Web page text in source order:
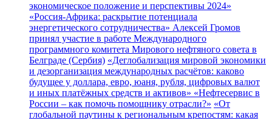
экономическое положение и перспективы 2024»
«Россия-Африка: раскрытие потенциала
энергетического сотрудничества» Алексей Громов
принял участие в работе Международного
программного комитета Мирового нефтяного совета в
Белграде (Сербия) «Деглобализация мировой экономики
и дезорганизация международных расчётов: каково
будущее у доллара, евро, юаня, рубля, цифровых валют
и иных платёжных средств и активов» «Нефтесервис в
России – как помочь помощнику отрасли?» «От
глобальной паутины к региональным крепостям: какая